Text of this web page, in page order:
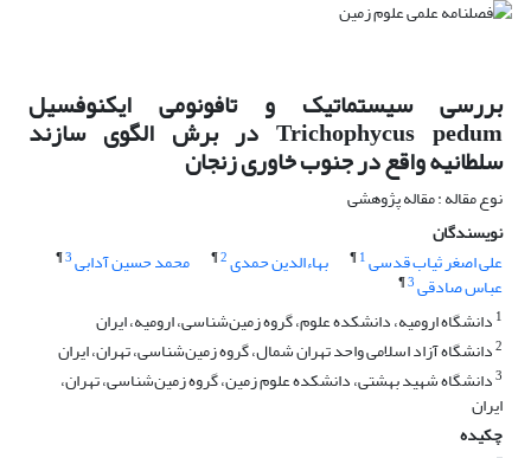
بررسی سیستماتیک و تافونومی ایکنوفسیل
Trichophycus pedum در برش الگوی سازند
سلطانیه واقع در جنوب خاوری زنجان
نوع مقاله : مقاله پژوهشی
نویسندگان
علی اصغر ثیاب قدسی1
¶ بهاءالدین حمدی2
¶ محمد حسین آدابی3
¶
عباس صادقی3
¶
1 دانشگاه ارومیه، دانشکده علوم، گروه زمین‌شناسی، ارومیه، ایران
2دانشگاه آزاد اسلامی واحد تهران شمال، گروه زمین‌شناسی، تهران، ایران
3دانشگاه شهید بهشتی، دانشکده علوم زمین، گروه زمین‌شناسی، تهران،
ایران
چکیده